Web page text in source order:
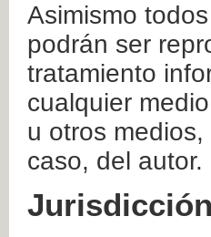
Asimismo
podrán ser
tratamiento
cualquier
u otros
caso, del autor.